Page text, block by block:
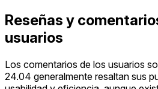
Reseñas y
usuarios
Los comentarios de los usuarios
24.04 generalmente resaltan sus